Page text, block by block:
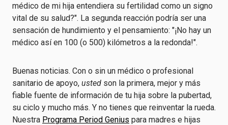
médico de mi hija entendiera su fertilidad como un signo
vital de su salud?". La segunda reacción podría ser una
sensación de hundimiento y el pensamiento: "¡No hay un
médico así en 100 (o 500) kilómetros a la redonda!".
Buenas noticias. Con o sin un médico o profesional
sanitario de apoyo, usted son la primera, mejor y más
fiable fuente de información de tu hija sobre la pubertad,
su ciclo y mucho más. Y no tienes que reinventar la rueda.
Nuestra Programa Period Genius para madres e hijas